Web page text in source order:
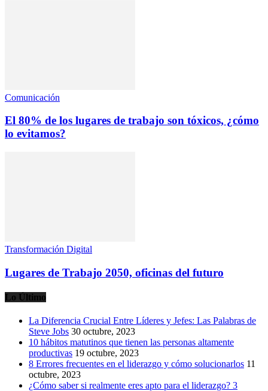
Comunicación
El 80% de los lugares de trabajo son tóxicos, ¿cómo
lo evitamos?
Transformación Digital
Lugares de Trabajo 2050, oficinas del futuro
Lo Último
La Diferencia Crucial Entre Líderes y Jefes: Las Palabras de
Steve Jobs 30 octubre, 2023
10 hábitos matutinos que tienen las personas altamente
productivas 19 octubre, 2023
8 Errores frecuentes en el liderazgo y cómo solucionarlos 11
octubre, 2023
¿Cómo saber si realmente eres apto para el liderazgo? 3